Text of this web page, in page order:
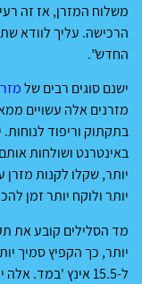
משלוח המזרן, אז זה
הרכישה. עליך לוודא
החדש”.
ישנם סוגים רבים של
מזרנים אלה עשויים
בתקתוק וריפוד
באינטרנט ושולחות
יותר, שקלו לקנות מזרן
יותר ולוקח יותר זמן
מד הסלילים קובע את
ל-15.5 אינץ 'במד.